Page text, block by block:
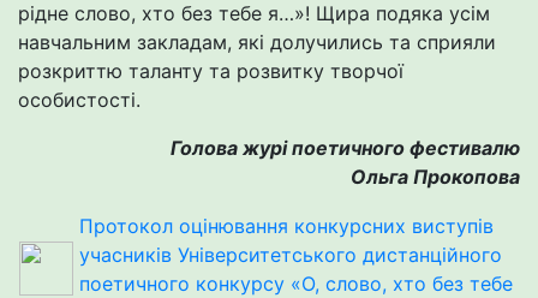
рідне слово, хто без тебе я…»! Щира подяка усім
навчальним закладам, які долучились та сприяли
розкриттю таланту та розвитку творчої
особистості.
Голова журі поетичного фестивалю
Ольга Прокопова
Протокол оцінювання конкурсних виступів
учасників Університетського дистанційного
поетичного конкурсу «О, слово, хто без тебе